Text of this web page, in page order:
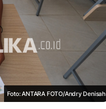
Foto: ANTARA FOTO/Andry Denisah